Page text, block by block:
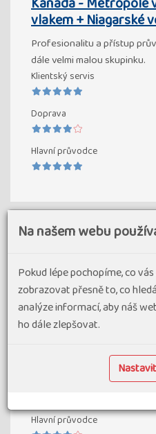
vlakem + Niagarské
Profesionalitu a přístup
dále velmi malou skupinku.
Klientský servis
Doprava
Hlavní průvodce
Kanada - Metropole
vlakem + Niagarské
K dispozici nejsou žádné
Hlavní průvodce
Na našem webu
Pokud lépe pochopíme, co
zobrazovat přesně to, co
analýze informací, aby náš
ho dále zlepšovat.